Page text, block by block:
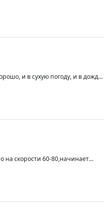
и в сухую погоду, и в дождь,
на скорости 60-80,начинает